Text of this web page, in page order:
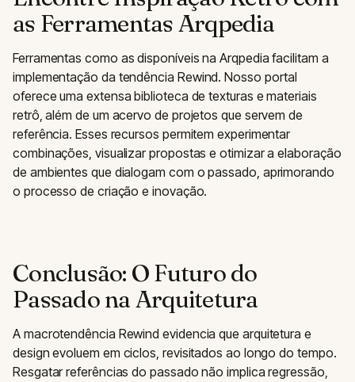
as Ferramentas Arqpedia
Ferramentas como as disponíveis na Arqpedia facilitam a
implementação da tendência Rewind. Nosso portal
oferece uma extensa biblioteca de texturas e materiais
retrô, além de um acervo de projetos que servem de
referência. Esses recursos permitem experimentar
combinações, visualizar propostas e otimizar a elaboração
de ambientes que dialogam com o passado, aprimorando
o processo de criação e inovação.
Conclusão: O Futuro do
Passado na Arquitetura
A macrotendência Rewind evidencia que arquitetura e
design evoluem em ciclos, revisitados ao longo do tempo.
Resgatar referências do passado não implica regressão,